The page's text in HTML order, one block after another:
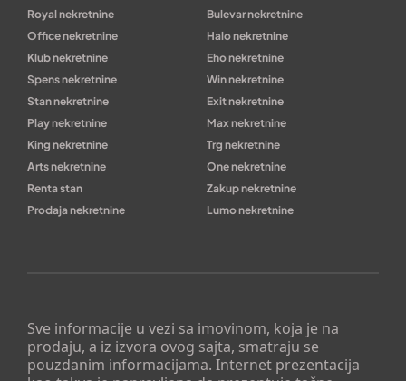
Sve informacije u vezi sa imovinom, koja je na
prodaju, a iz izvora ovog sajta, smatraju se
pouzdanim informacijama. Internet prezentacija
Royal nekretnine
Bulevar nekretnine
Office nekretnine
Halo nekretnine
Klub nekretnine
Eho nekretnine
Spens nekretnine
Win nekretnine
Stan nekretnine
Exit nekretnine
Play nekretnine
Max nekretnine
King nekretnine
Trg nekretnine
Arts nekretnine
One nekretnine
Renta stan
Zakup nekretnine
Prodaja nekretnine
Lumo nekretnine